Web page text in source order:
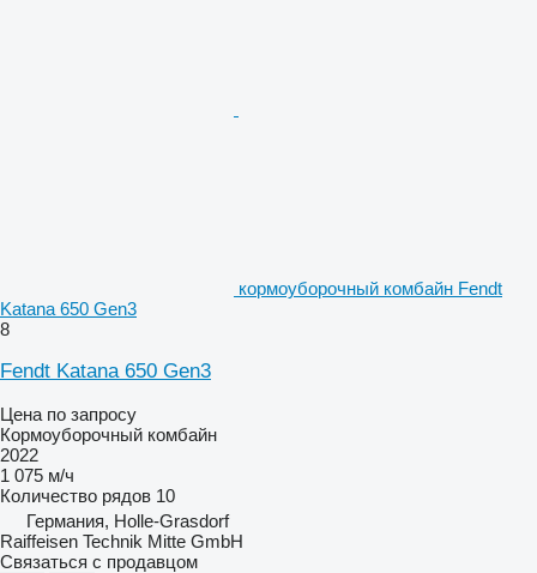
кормоуборочный комбайн Fendt
Katana 650 Gen3
8
Fendt Katana 650 Gen3
Цена по запросу
Кормоуборочный комбайн
2022
1 075 м/ч
Количество рядов 10
Германия, Holle-Grasdorf
Raiffeisen Technik Mitte GmbH
Связаться с продавцом